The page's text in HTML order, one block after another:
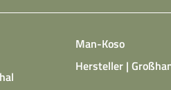
Man-Koso
Hersteller |